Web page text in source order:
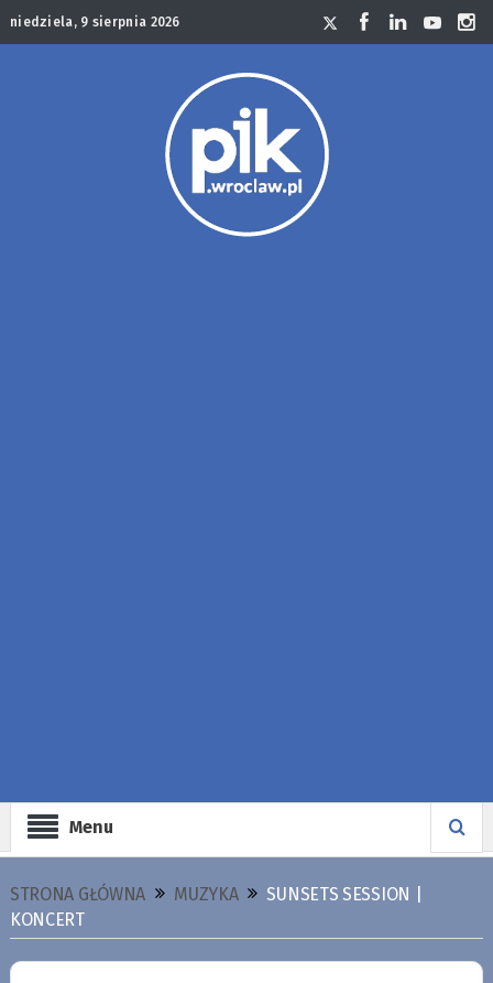
niedziela, 9 sierpnia 2026
Menu
STRONA GŁÓWNA MUZYKA
SUNSETS SESSION |
KONCERT